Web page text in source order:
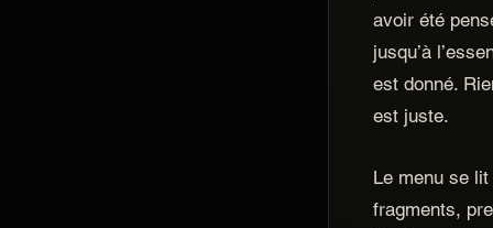
avoir été
jusqu’à
est donné.
est juste.
Le menu se
fragments,